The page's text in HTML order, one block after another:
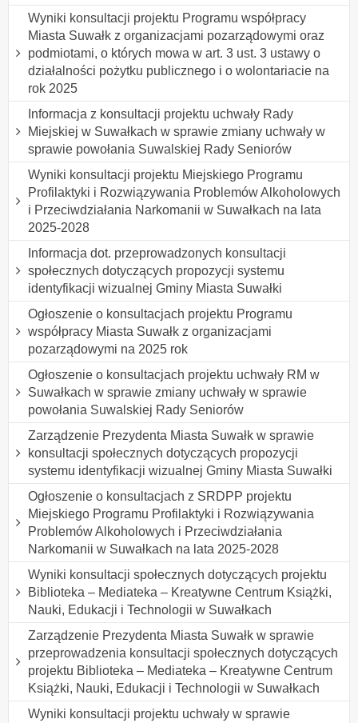
Wyniki konsultacji projektu Programu współpracy
Miasta Suwałk z organizacjami pozarządowymi oraz
podmiotami, o których mowa w art. 3 ust. 3 ustawy o
działalności pożytku publicznego i o wolontariacie na
rok 2025
Informacja z konsultacji projektu uchwały Rady
Miejskiej w Suwałkach w sprawie zmiany uchwały w
sprawie powołania Suwalskiej Rady Seniorów
Wyniki konsultacji projektu Miejskiego Programu
Profilaktyki i Rozwiązywania Problemów Alkoholowych
i Przeciwdziałania Narkomanii w Suwałkach na lata
2025-2028
Informacja dot. przeprowadzonych konsultacji
społecznych dotyczących propozycji systemu
identyfikacji wizualnej Gminy Miasta Suwałki
Ogłoszenie o konsultacjach projektu Programu
współpracy Miasta Suwałk z organizacjami
pozarządowymi na 2025 rok
Ogłoszenie o konsultacjach projektu uchwały RM w
Suwałkach w sprawie zmiany uchwały w sprawie
powołania Suwalskiej Rady Seniorów
Zarządzenie Prezydenta Miasta Suwałk w sprawie
konsultacji społecznych dotyczących propozycji
systemu identyfikacji wizualnej Gminy Miasta Suwałki
Ogłoszenie o konsultacjach z SRDPP projektu
Miejskiego Programu Profilaktyki i Rozwiązywania
Problemów Alkoholowych i Przeciwdziałania
Narkomanii w Suwałkach na lata 2025-2028
Wyniki konsultacji społecznych dotyczących projektu
Biblioteka – Mediateka – Kreatywne Centrum Książki,
Nauki, Edukacji i Technologii w Suwałkach
Zarządzenie Prezydenta Miasta Suwałk w sprawie
przeprowadzenia konsultacji społecznych dotyczących
projektu Biblioteka – Mediateka – Kreatywne Centrum
Książki, Nauki, Edukacji i Technologii w Suwałkach
Wyniki konsultacji projektu uchwały w sprawie